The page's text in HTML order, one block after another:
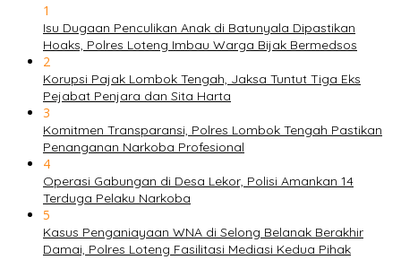
1
Isu Dugaan Penculikan Anak di Batunyala Dipastikan
Hoaks, Polres Loteng Imbau Warga Bijak Bermedsos
2
Korupsi Pajak Lombok Tengah, Jaksa Tuntut Tiga Eks
Pejabat Penjara dan Sita Harta
3
Komitmen Transparansi, Polres Lombok Tengah Pastikan
Penanganan Narkoba Profesional
4
Operasi Gabungan di Desa Lekor, Polisi Amankan 14
Terduga Pelaku Narkoba
5
Kasus Penganiayaan WNA di Selong Belanak Berakhir
Damai, Polres Loteng Fasilitasi Mediasi Kedua Pihak